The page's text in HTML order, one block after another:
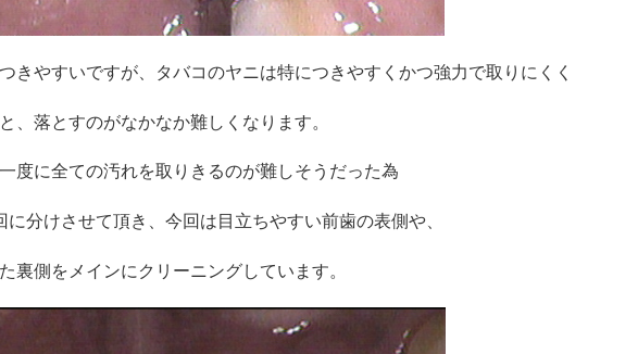
きやすいですが、 タバコのヤニは特につきやすくかつ強力で取りにくく
、落とすのがなかなか難しくなります。
一度に全ての汚れを取りきるのが難しそうだった為
分けさせて頂き、 今回は目立ちやすい前歯の表側や、
裏側をメインにクリーニングしています。